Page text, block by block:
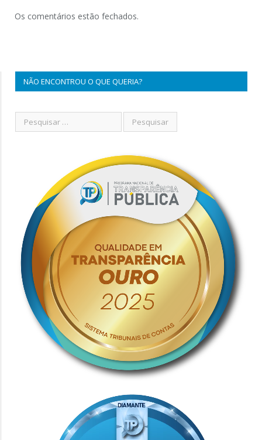
Os comentários estão fechados.
NÃO ENCONTROU O QUE QUERIA?